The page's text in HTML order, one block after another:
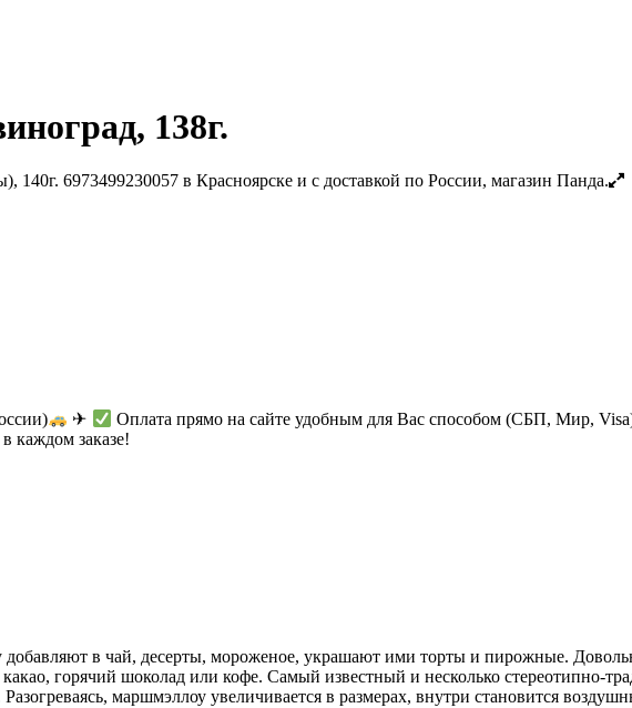
138г.
✈ Оплата прямо на сайте удобным для Вас способом (СБП, Мир,
в каждом заказе!
в чай, десерты, мороженое, украшают ими торты и пирожные.
горячий шоколад или кофе. Самый известный и несколько стереотипно-
маршмэллоу увеличивается в размерах, внутри становится